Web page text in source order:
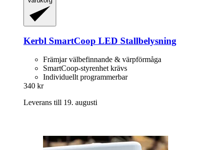
Kerbl SmartCoop LED Stallbelysning
Främjar välbefinnande & värpförmåga
SmartCoop-styrenhet krävs
Individuellt programmerbar
340 kr
Leverans till 19. augusti